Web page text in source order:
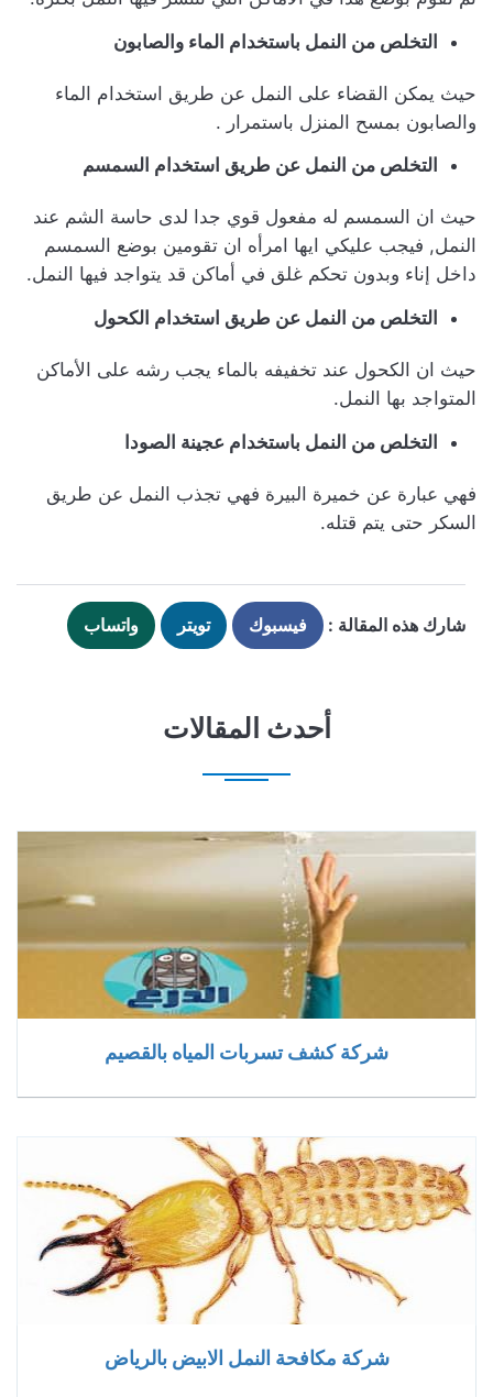
التخلص من النمل باستخدام الماء والصابون
حيث يمكن القضاء على النمل عن طريق استخدام الماء
والصابون بمسح المنزل باستمرار .
التخلص من النمل عن طريق استخدام السمسم
حيث ان السمسم له مفعول قوي جدا لدى حاسة الشم عند
النمل, فيجب عليكي ايها امرأه ان تقومين بوضع السمسم
داخل إناء وبدون تحكم غلق في أماكن قد يتواجد فيها النمل.
التخلص من النمل عن طريق استخدام الكحول
حيث ان الكحول عند تخفيفه بالماء يجب رشه على الأماكن
المتواجد بها النمل.
التخلص من النمل باستخدام عجينة الصودا
فهي عبارة عن خميرة البيرة فهي تجذب النمل عن طريق
السكر حتى يتم قتله.
شارك هذه المقالة : فيسبوك تويتر واتساب
أحدث المقالات
شركة كشف تسربات المياه بالقصيم
شركة مكافحة النمل الابيض بالرياض